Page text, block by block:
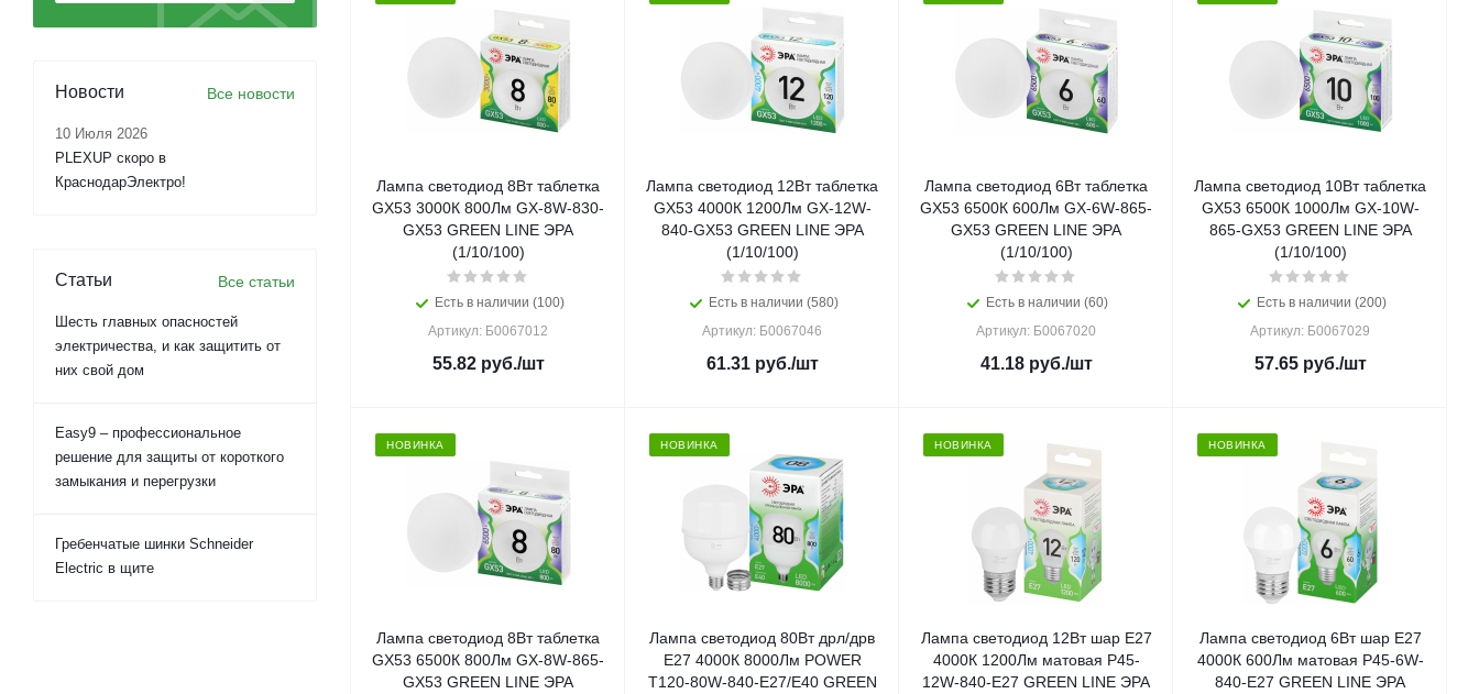
Лампа светодиод 8Вт таблетка
GX53 3000К 800Лм GX-8W-830-
GX53 GREEN LINE ЭРА
(1/10/100)
Есть в наличии (100)
Артикул: Б0067012
55.82руб./шт
Лампа светодиод 12Вт таблетка
GX53 4000К 1200Лм GX-12W-
840-GX53 GREEN LINE ЭРА
(1/10/100)
Есть в наличии (580)
Артикул: Б0067046
61.31руб./шт
Лампа светодиод 6Вт таблетка
GX53 6500К 600Лм GX-6W-865-
GX53 GREEN LINE ЭРА
(1/10/100)
Есть в наличии (60)
Артикул: Б0067020
41.18руб./шт
Лампа светодиод 10Вт таблетка
GX53 6500К 1000Лм GX-10W-
865-GX53 GREEN LINE ЭРА
(1/10/100)
Есть в наличии (200)
Артикул: Б0067029
57.65руб./шт
НОВИНКА
Лампа светодиод 8Вт таблетка
GX53 6500К 800Лм GX-8W-865-
GX53 GREEN LINE ЭРА
НОВИНКА
Лампа светодиод 80Вт дрл/дрв
Е27 4000К 8000Лм POWER
T120-80W-840-E27/E40 GREEN
НОВИНКА
Лампа светодиод 12Вт шар Е27
4000К 1200Лм матовая P45-
12W-840-E27 GREEN LINE ЭРА
НОВИНКА
Лампа светодиод 6Вт шар Е27
4000К 600Лм матовая P45-6W-
840-E27 GREEN LINE ЭРА
Новости Все новости
10 Июля 2026
PLEXUP скоро в
КраснодарЭлектро!
Статьи Все статьи
Шесть главных опасностей
электричества, и как защитить от
них свой дом
Easy9 – профессиональное
решение для защиты от короткого
замыкания и перегрузки
Гребенчатые шинки Schneider
Electric в щите